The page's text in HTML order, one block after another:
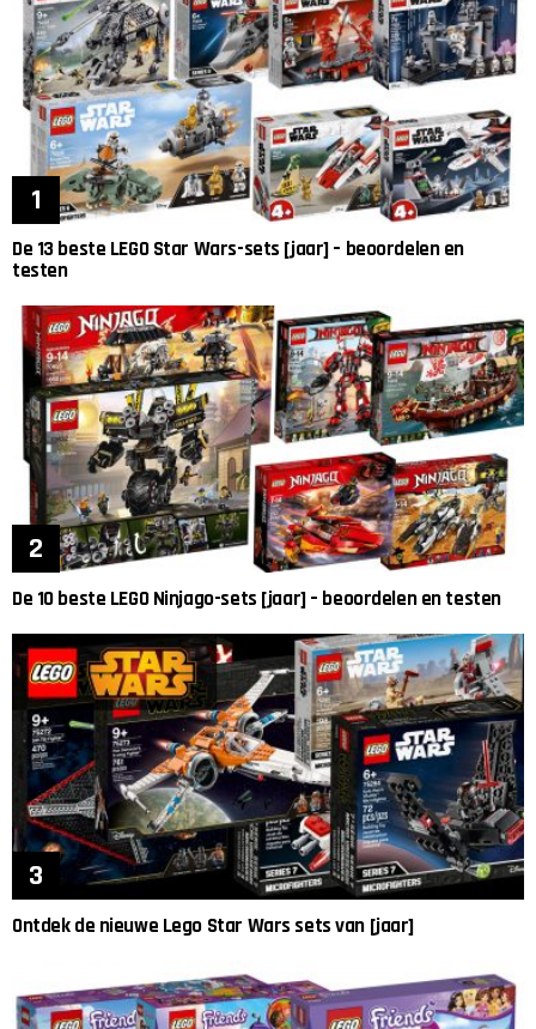
De 13 beste LEGO Star Wars-sets [jaar] – beoordelen en
testen
De 10 beste LEGO Ninjago-sets [jaar] – beoordelen en testen
Ontdek de nieuwe Lego Star Wars sets van [jaar]